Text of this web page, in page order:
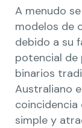
A menudo
modelos de
debido a su
potencial de
binarios
Australiano
coincidencia
simple y